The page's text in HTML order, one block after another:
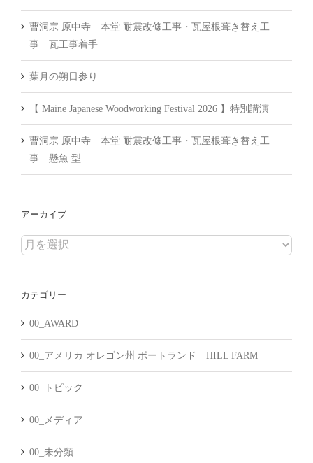
曹洞宗 原中寺 本堂 耐震改修工事・瓦屋根葺き替え工
事 瓦工事着手
葉月の朔日参り
【 Maine Japanese Woodworking Festival 2026 】特別講演
曹洞宗 原中寺 本堂 耐震改修工事・瓦屋根葺き替え工
事 懸魚 型
アーカイブ
ア
イ
カテゴリー
00_AWARD
00_アメリカ オレゴン州 ポートランド HILL FARM
00_トピック
00_メディア
00_未分類